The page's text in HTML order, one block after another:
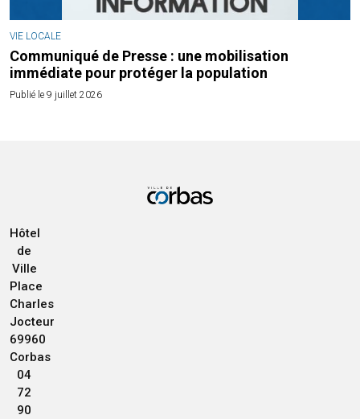
VIE LOCALE
Communiqué de Presse : une mobilisation
immédiate pour protéger la population
Publié le 9 juillet 2026
Hôtel
de
Ville
Place
Charles
Jocteur
69960
Corbas
04
72
90